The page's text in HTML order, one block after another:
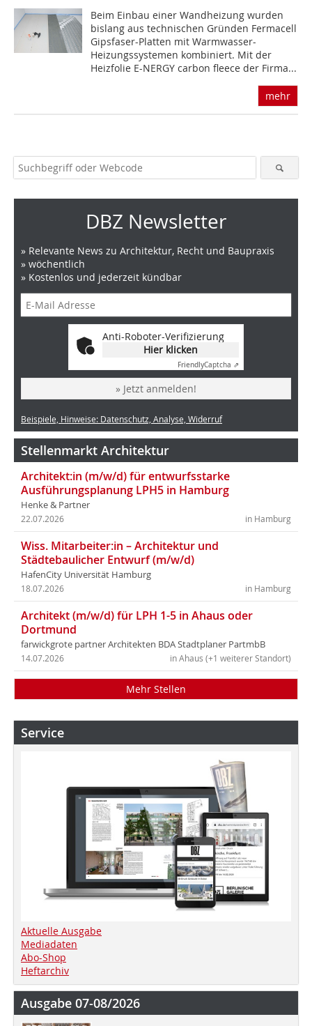
Beim Einbau einer Wandheizung wurden
bislang aus technischen Gründen Fermacell
Gipsfaser-Platten mit Warmwasser-
Heizungssystemen kombiniert. Mit der
Heizfolie E-NERGY carbon fleece der Firma...
mehr
DBZ Newsletter
» Relevante News zu Architektur, Recht und Baupraxis
» wöchentlich
» Kostenlos und jederzeit kündbar
Anti-Roboter-Verifizierung
Hier klicken
FriendlyCaptcha ⇗
» Jetzt anmelden!
Beispiele, Hinweise: Datenschutz, Analyse, Widerruf
Stellenmarkt Architektur
Architekt:in (m/w/d) für entwurfsstarke
Ausführungsplanung LPH5 in Hamburg
Henke & Partner
in Hamburg
22.07.2026
Wiss. Mitarbeiter:in – Architektur und
Städtebaulicher Entwurf (m/w/d)
HafenCity Universität Hamburg
in Hamburg
18.07.2026
Architekt (m/w/d) für LPH 1-5 in Ahaus oder
Dortmund
farwickgrote partner Architekten BDA Stadtplaner PartmbB
in Ahaus (+1 weiterer Standort)
14.07.2026
Mehr Stellen
Service
Aktuelle Ausgabe
Mediadaten
Abo-Shop
Heftarchiv
Ausgabe 07-08/2026